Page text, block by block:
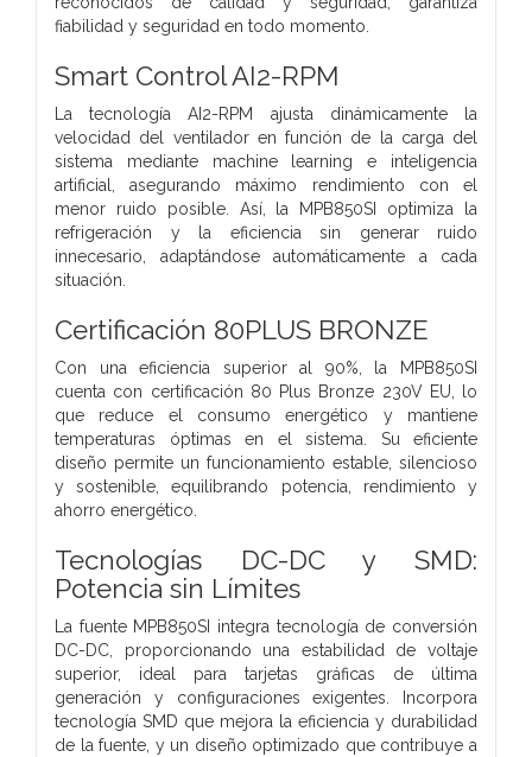
fiabilidad y seguridad en todo momento.
Smart Control AI2-RPM
La tecnología AI2-RPM ajusta dinámicamente la
velocidad del ventilador en función de la carga del
sistema mediante machine learning e inteligencia
artificial, asegurando máximo rendimiento con el
menor ruido posible. Así, la MPB850SI optimiza la
refrigeración y la eficiencia sin generar ruido
innecesario, adaptándose automáticamente a cada
situación.
Certificación 80PLUS BRONZE
Con una eficiencia superior al 90%, la MPB850SI
cuenta con certificación 80 Plus Bronze 230V EU, lo
que reduce el consumo energético y mantiene
temperaturas óptimas en el sistema. Su eficiente
diseño permite un funcionamiento estable, silencioso
y sostenible, equilibrando potencia, rendimiento y
ahorro energético.
Tecnologías DC-DC y SMD:
Potencia sin Límites
La fuente MPB850SI integra tecnología de conversión
DC-DC, proporcionando una estabilidad de voltaje
superior, ideal para tarjetas gráficas de última
generación y configuraciones exigentes. Incorpora
tecnología SMD que mejora la eficiencia y durabilidad
de la fuente, y un diseño optimizado que contribuye a